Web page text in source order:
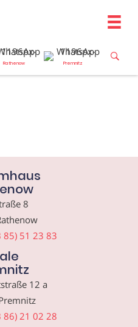
Rathenow Premnitz
8
85) 51 23 83
12 a
86) 21 02 28